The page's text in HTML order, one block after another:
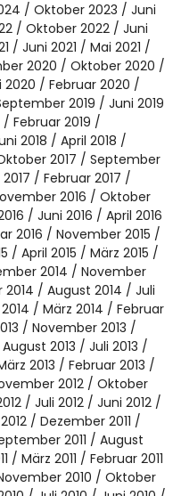
Oktober 2023
Juni
Oktober 2022
Juni
Juni 2021
Mai 2021
2020
Oktober 2020
2020
Februar 2020
2019
Juni 2019
Februar 2019
2018
April 2018
2017
September
Februar 2017
2016
Oktober
Juni 2016
April 2016
2016
November 2015
April 2015
März 2015
2014
November
August 2014
Juli
März 2014
Februar
November 2013
August 2013
Juli 2013
2013
Februar 2013
2012
Oktober
Juli 2012
Juni 2012
Dezember 2011
2011
August
März 2011
Februar 2011
2010
Oktober